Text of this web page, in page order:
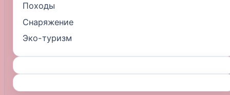
Походы
Снаряжение
Эко-туризм